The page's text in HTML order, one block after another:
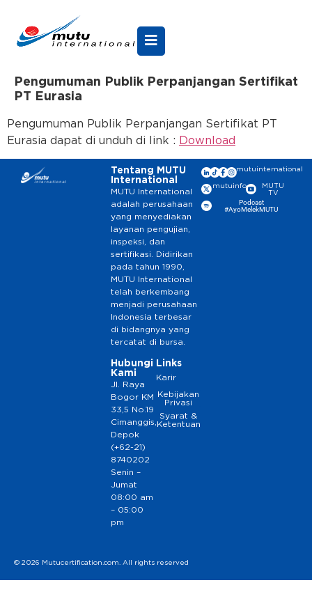
Pengumuman Publik Perpanjangan Sertifikat
PT Eurasia
Pengumuman Publik Perpanjangan Sertifikat PT
Eurasia dapat di unduh di link : Download
Tentang MUTU
International
MUTU International
adalah perusahaan
yang menyediakan
layanan pengujian,
inspeksi, dan
sertifikasi. Didirikan
pada tahun 1990,
MUTU International
telah berkembang
menjadi perusahaan
Indonesia terbesar
di bidangnya yang
tercatat di bursa.
Hubungi
Kami
Jl. Raya
Bogor KM
33,5 No.19
Cimanggis,
Depok
(+62-21)
8740202
Senin –
Jumat
08:00 am
– 05:00
pm
Links
Karir
Kebijakan
Privasi
Syarat &
Ketentuan
mutuinternational
mutuinfo
MUTU
TV
Podcast
#AyoMelekMUTU
© 2026 Mutucertification.com. All rights reserved